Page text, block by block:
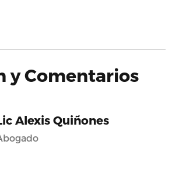
y Comentarios
Alexis Quiñones